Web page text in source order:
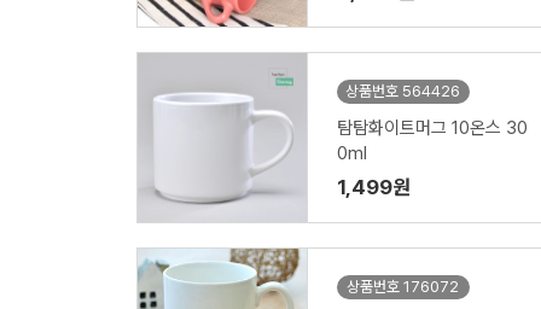
상품번호 564426
탐탐화이트머그 10온스 30
0ml
1,499원
상품번호 176072